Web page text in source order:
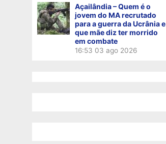
Açailândia – Quem é o
jovem do MA recrutado
para a guerra da Ucrânia e
que mãe diz ter morrido
em combate
16:53 03 ago 2026